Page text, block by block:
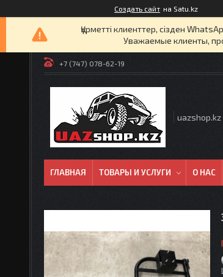
Создать сайт на Satu.kz
Құрметті клиенттер, сізден
Уважаемые клиенты,
+7 (747) 078-62-19
uazshop.kz
ГЛАВНАЯ ТОВАРЫ И УСЛУГИ О НАС